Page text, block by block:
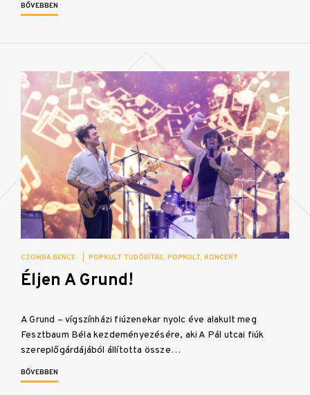
BŐVEBBEN
CZOMBA BENCE POPKULT TUDÓSÍTÁS POPKULT KONCERT
Éljen A Grund!
A Grund – vígszínházi fiúzenekar nyolc éve alakult meg
Fesztbaum Béla kezdeményezésére, aki A Pál utcai fiúk
szereplőgárdájából állította össze…
BŐVEBBEN